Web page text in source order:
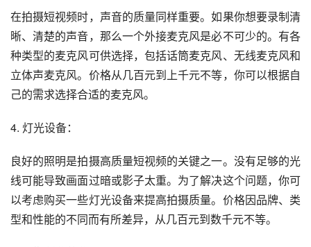
在拍摄短视频时，声音的质量同样重要。如果你想要录制清
晰、清楚的声音，那么一个外接麦克风是必不可少的。有各
种类型的麦克风可供选择，包括话筒麦克风、无线麦克风和
立体声麦克风。价格从几百元到上千元不等，你可以根据自
己的需求选择合适的麦克风。
4. 灯光设备：
良好的照明是拍摄高质量短视频的关键之一。没有足够的光
线可能导致画面过暗或影子太重。为了解决这个问题，你可
以考虑购买一些灯光设备来提高拍摄质量。价格因品牌、类
型和性能的不同而有所差异，从几百元到数千元不等。